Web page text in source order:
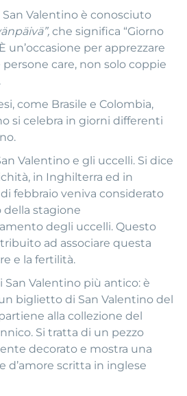
San Valentino è conosciuto
che significa “Giorno
un’occasione per apprezzare
persone care, non solo coppie
come Brasile e Colombia,
si celebra in giorni differenti
Valentino e gli uccelli. Si dice
in Inghilterra ed in
di febbraio veniva considerato
della stagione
degli uccelli. Questo
ad associare questa
e la fertilità.
Valentino più antico: è
biglietto di San Valentino del
alla collezione del
Si tratta di un pezzo
decorato e mostra una
d’amore scritta in inglese